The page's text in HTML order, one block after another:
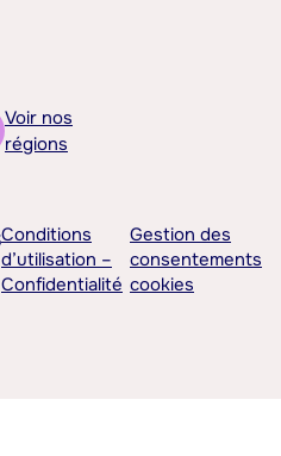
Voir nos
régions
Conditions
d’utilisation –
Confidentialité
Gestion des
consentements
cookies